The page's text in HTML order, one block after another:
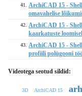
41.
ArchiCAD 15 -
omavahelise
42.
ArchiCAD 15 -
kaarkatuste loomisel
43.
ArchiCAD 15 -
profiili polügooni
Videotega seotud sildid:
3D ArchiCAD 15